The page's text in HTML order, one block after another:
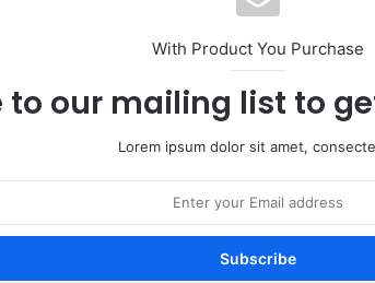
With Product You Purchase
to our mailing list to
Lorem ipsum dolor sit amet,